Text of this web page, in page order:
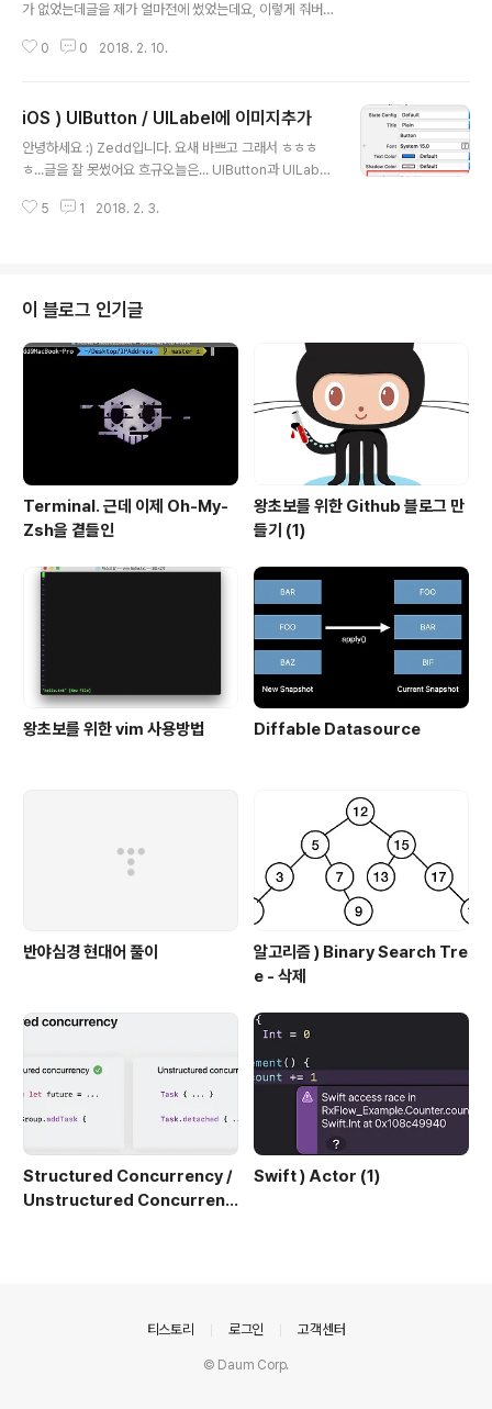
가 없었는데글을 제가 얼마전에 썼었는데요, 이렇게 줘버
대응?을 못한다는 것이죠. 예를 하나 들어볼께요. 자..이렇
않은 이유는....스토리보드상에서는 아이폰8이기 때문)그
런데...아이폰 SE에서는...! 이렇게 나오게 되죠. 이유는 간
단하죠? 우리가 이렇게 물리적인? 값으로 줬기 때문입니
곳에 위치하게 되죠. 그럼?? 이 상수값을 디바이스 마다 다
0 0 2018. 2. 10.
iOS ) UIButton / UILabel에 이미지추가
안녕하세요 :) Zedd입니다. 요새 바쁘고 그래서 ㅎㅎㅎ
ㅎ...글을 잘 못썼어요 흐규오늘은... UIButton과 UILabel
Label에 이미지추가 ● UIButton 굳이.. UIButton을 먼
고 싶은데..."일단" 두가지 방법이 있습니다. 1. Attribute I
nspector의 View의 Semantic수정지금 이런상태일건
데, 저 Semantic을 누르고, Force Right-to-Left를 눌
5 1 2018. 2. 3.
이 블로그 인기글
Terminal. 근데 이제 Oh-My-
Zsh을 곁들인
왕초보를 위한 Github 블로그 만
들기 (1)
왕초보를 위한 vim 사용방법 Diffable Datasource
반야심경 현대어 풀이
알고리즘 ) Binary Search Tre
e - 삭제
Structured Concurrency /
Unstructured Concurrenc
Swift ) Actor (1)
티스토리 로그인 고객센터
© Daum Corp.